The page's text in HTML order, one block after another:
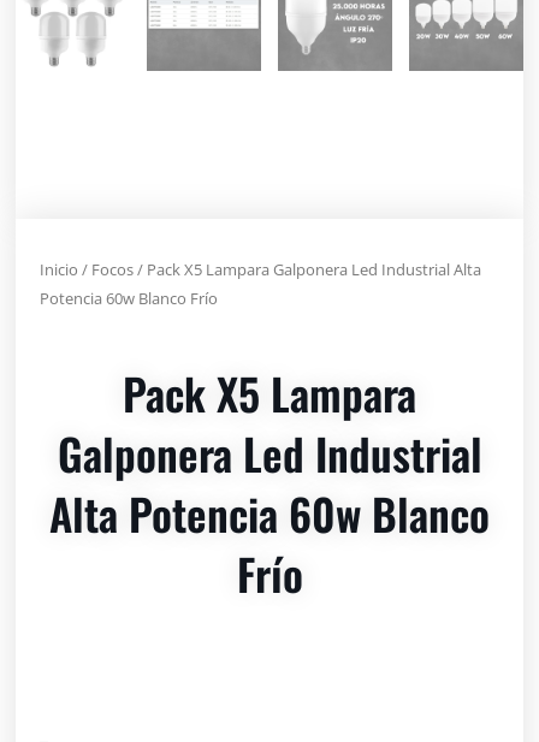
Inicio / Focos/ Pack X5 Lampara Galponera Led Industrial Alta
Potencia 60w Blanco Frío
Pack X5 Lampara
Galponera Led Industrial
Alta Potencia 60w Blanco
Frío